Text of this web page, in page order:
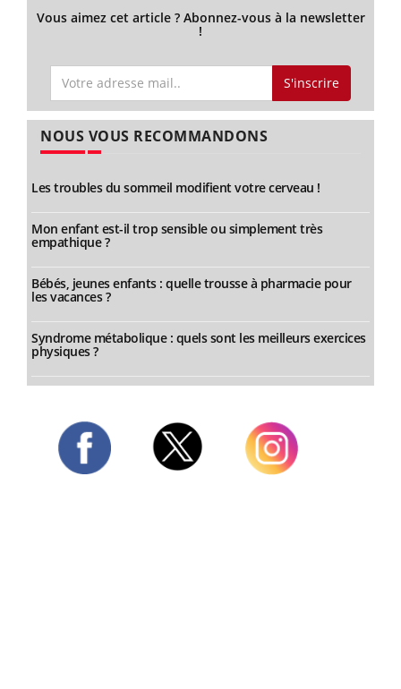
Vous aimez cet article ? Abonnez-vous à la newsletter
!
S'inscrire
NOUS VOUS RECOMMANDONS
Les troubles du sommeil modifient votre cerveau !
Mon enfant est-il trop sensible ou simplement très
empathique ?
Bébés, jeunes enfants : quelle trousse à pharmacie pour
les vacances ?
Syndrome métabolique : quels sont les meilleurs exercices
physiques ?